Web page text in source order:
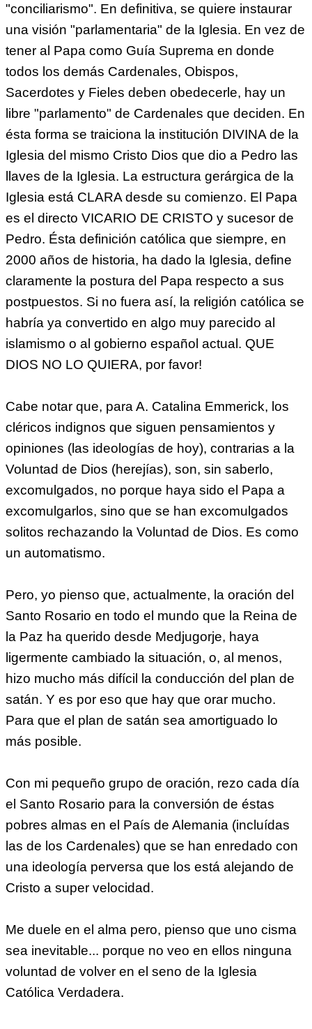
"conciliarismo". En definitiva, se quiere instaurar
una visión "parlamentaria" de la Iglesia. En vez de
tener al Papa como Guía Suprema en donde
todos los demás Cardenales, Obispos,
Sacerdotes y Fieles deben obedecerle, hay un
libre "parlamento" de Cardenales que deciden. En
ésta forma se traiciona la institución DIVINA de la
Iglesia del mismo Cristo Dios que dio a Pedro las
llaves de la Iglesia. La estructura gerárgica de la
Iglesia está CLARA desde su comienzo. El Papa
es el directo VICARIO DE CRISTO y sucesor de
Pedro. Ésta definición católica que siempre, en
2000 años de historia, ha dado la Iglesia, define
claramente la postura del Papa respecto a sus
postpuestos. Si no fuera así, la religión católica se
habría ya convertido en algo muy parecido al
islamismo o al gobierno español actual. QUE
DIOS NO LO QUIERA, por favor!
Cabe notar que, para A. Catalina Emmerick, los
cléricos indignos que siguen pensamientos y
opiniones (las ideologías de hoy), contrarias a la
Voluntad de Dios (herejías), son, sin saberlo,
excomulgados, no porque haya sido el Papa a
excomulgarlos, sino que se han excomulgados
solitos rechazando la Voluntad de Dios. Es como
un automatismo.
Pero, yo pienso que, actualmente, la oración del
Santo Rosario en todo el mundo que la Reina de
la Paz ha querido desde Medjugorje, haya
ligermente cambiado la situación, o, al menos,
hizo mucho más difícil la conducción del plan de
satán. Y es por eso que hay que orar mucho.
Para que el plan de satán sea amortiguado lo
más posible.
Con mi pequeño grupo de oración, rezo cada día
el Santo Rosario para la conversión de éstas
pobres almas en el País de Alemania (incluídas
las de los Cardenales) que se han enredado con
una ideología perversa que los está alejando de
Cristo a super velocidad.
Me duele en el alma pero, pienso que uno cisma
sea inevitable... porque no veo en ellos ninguna
voluntad de volver en el seno de la Iglesia
Católica Verdadera.